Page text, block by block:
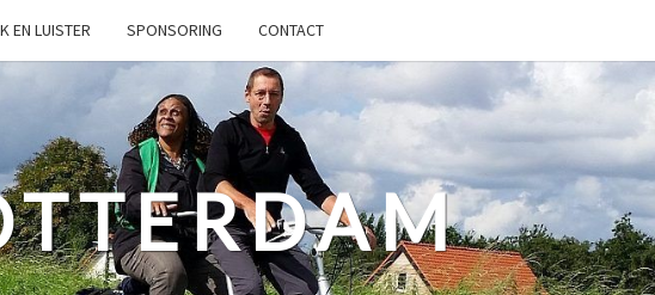
EN LUISTER SPONSORING CONTACT